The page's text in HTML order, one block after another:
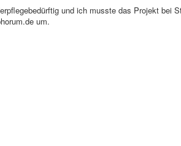
und ich musste das Projekt bei
um.